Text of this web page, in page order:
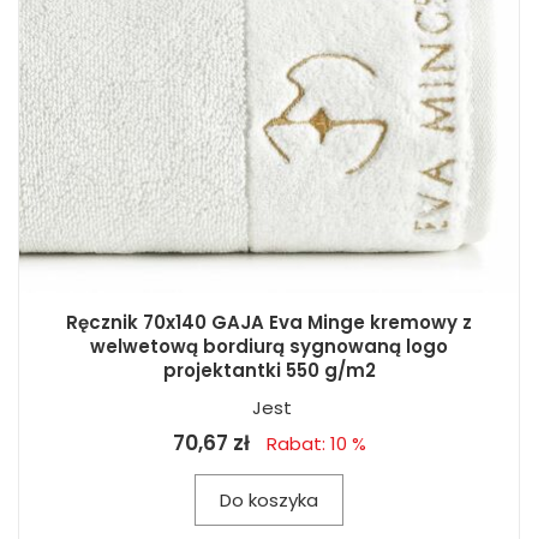
Ręcznik 70x140 GAJA Eva Minge kremowy z
welwetową bordiurą sygnowaną logo
projektantki 550 g/m2
Jest
70,67 zł Rabat: 10 %
Do koszyka